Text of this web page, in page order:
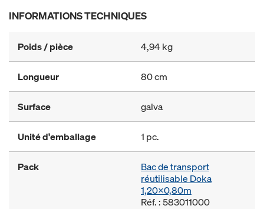
INFORMATIONS TECHNIQUES
Poids / pièce 4,94 kg
Longueur 80 cm
Surface galva
Unité d'emballage 1 pc.
Pack
Bac de transport
réutilisable Doka
1,20x0,80m
Réf. : 583011000